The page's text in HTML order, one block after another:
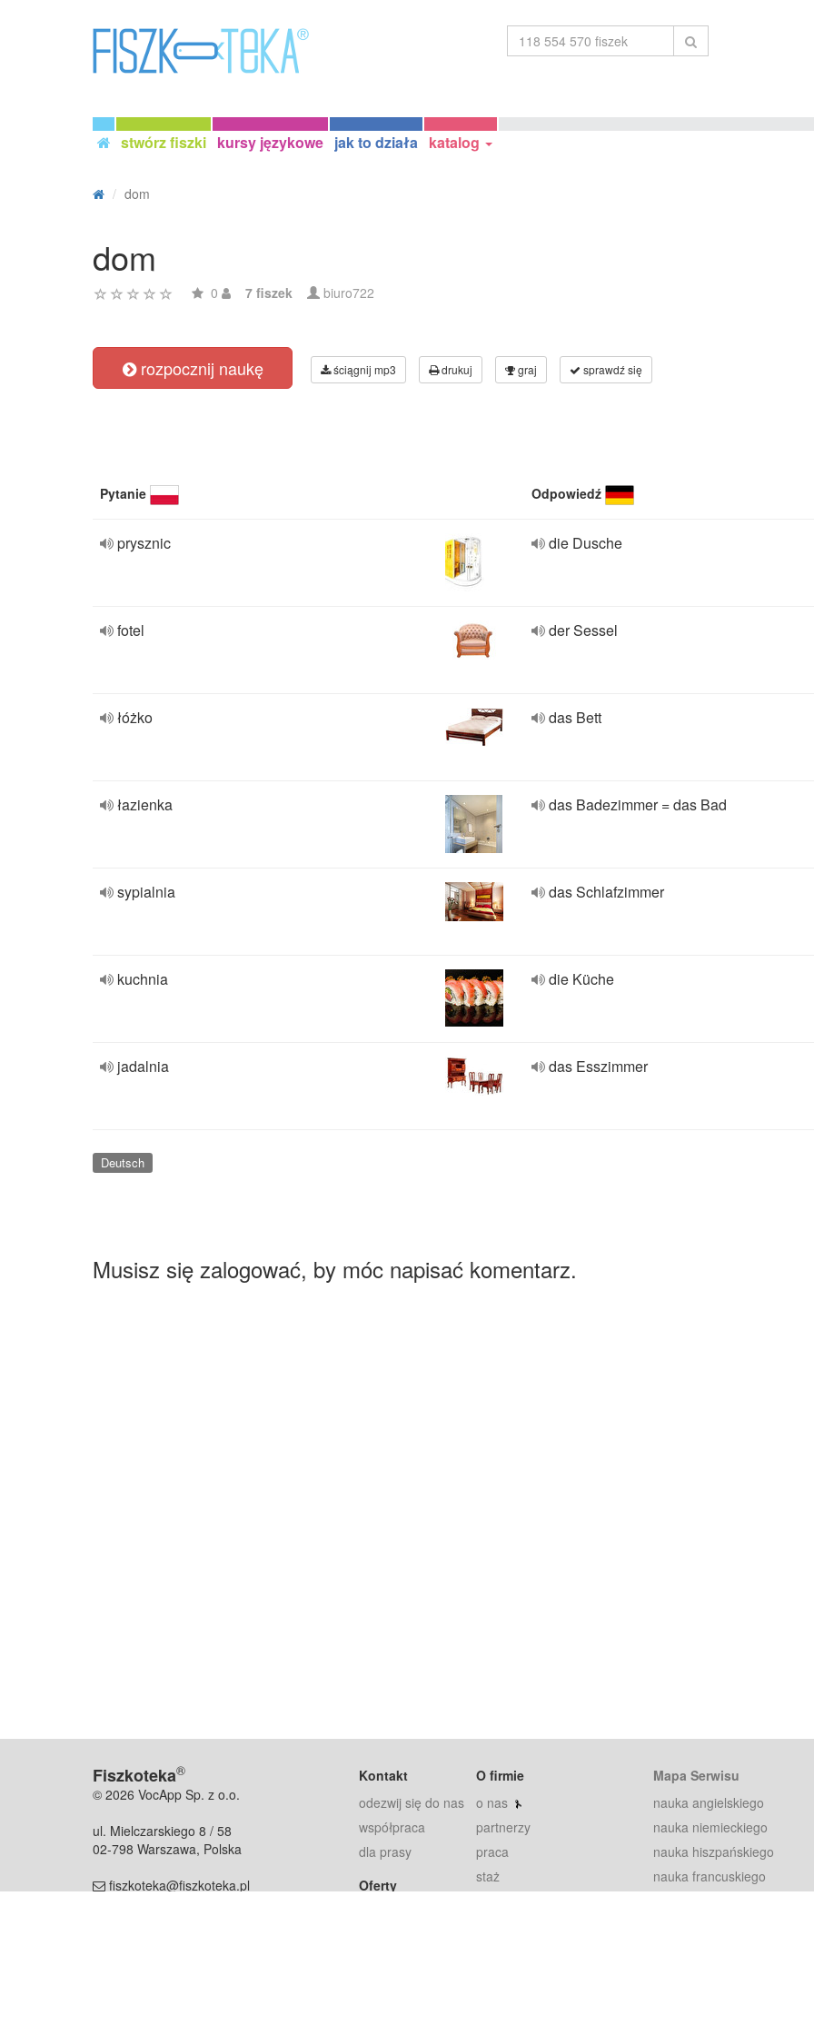
stwórz fiszki kursy językowe jak to działa katalog
dom
dom
0 7 fiszek biuro722
rozpocznij naukę ściągnij mp3 drukuj graj sprawdź się
Pytanie Odpowiedź
prysznic die Dusche
fotel der Sessel
łóżko das Bett
łazienka das Badezimmer = das Bad
sypialnia das Schlafzimmer
kuchnia die Küche
jadalnia das Esszimmer
Deutsch
Musisz się zalogować, by móc napisać komentarz.
Fiszkoteka®
© 2026 VocApp Sp. z o.o.
ul. Mielczarskiego 8 / 58
02-798 Warszawa, Polska
fiszkoteka@fiszkoteka.pl
Kontakt
odezwij się do nas
współpraca
dla prasy
Oferty
O firmie
o nas
partnerzy
praca
staż
Mapa Serwisu
nauka angielskiego
nauka niemieckiego
nauka hiszpańskiego
nauka francuskiego